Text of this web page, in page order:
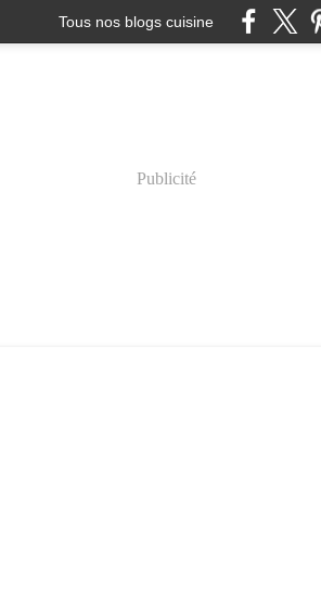
Tous nos blogs cuisine
Publicité